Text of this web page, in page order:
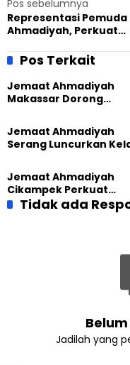
Pos sebelumnya
Representasi Pemuda
Ahmadiyah, Perkuat
dalam Dialog Pemuda
Lintas Paham
Pos Terkait
Jemaat Ahmadiyah
Makassar Dorong
Lewat Edukasi
Jemaat Ahmadiyah
Serang Luncurkan
Generasi Unggul
Jemaat Ahmadiyah
Cikampek Perkuat
Komitmen Bangun
Tidak ada
Jadilah yang